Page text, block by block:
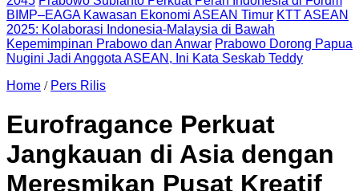
BIMP–EAGA Kawasan Ekonomi ASEAN Timur KTT ASEAN
2025: Kolaborasi Indonesia-Malaysia di Bawah
Kepemimpinan Prabowo dan Anwar Prabowo Dorong Papua
Nugini Jadi Anggota ASEAN, Ini Kata Seskab Teddy
Home / Pers Rilis
Eurofragance Perkuat
Jangkauan di Asia dengan
Meresmikan Pusat Kreatif